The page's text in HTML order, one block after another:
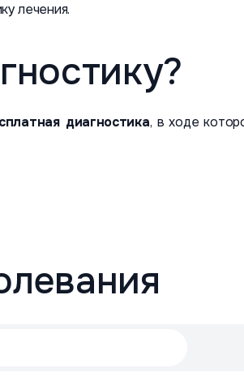
лечения.
диагностика, в ходе